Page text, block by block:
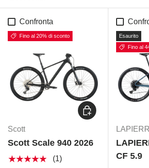
Confronta
Fino al 20% di sconto
Scott
Scott Scale 940 2026
★★★★★ (1)
Scegli opzioni
Esaurito
Fino al
CF 5.9